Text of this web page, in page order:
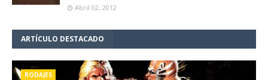
Abril 02, 2012
ARTÍCULO DESTACADO
RODAJES